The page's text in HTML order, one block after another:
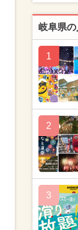
岐阜県
1
2
3